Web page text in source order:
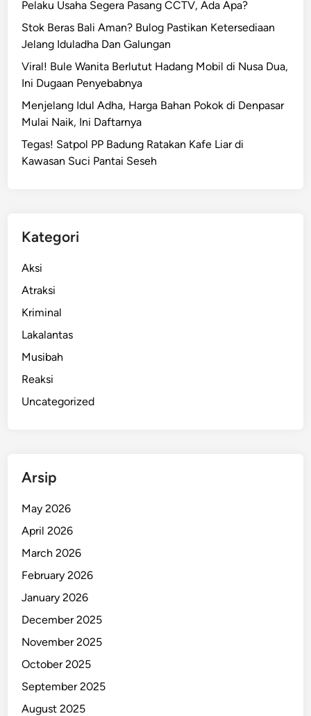
Pelaku Usaha Segera Pasang CCTV, Ada Apa?
Stok Beras Bali Aman? Bulog Pastikan Ketersediaan
Jelang Iduladha Dan Galungan
Viral! Bule Wanita Berlutut Hadang Mobil di Nusa Dua,
Ini Dugaan Penyebabnya
Menjelang Idul Adha, Harga Bahan Pokok di Denpasar
Mulai Naik, Ini Daftarnya
Tegas! Satpol PP Badung Ratakan Kafe Liar di
Kawasan Suci Pantai Seseh
Kategori
Aksi
Atraksi
Kriminal
Lakalantas
Musibah
Reaksi
Uncategorized
Arsip
May 2026
April 2026
March 2026
February 2026
January 2026
December 2025
November 2025
October 2025
September 2025
August 2025